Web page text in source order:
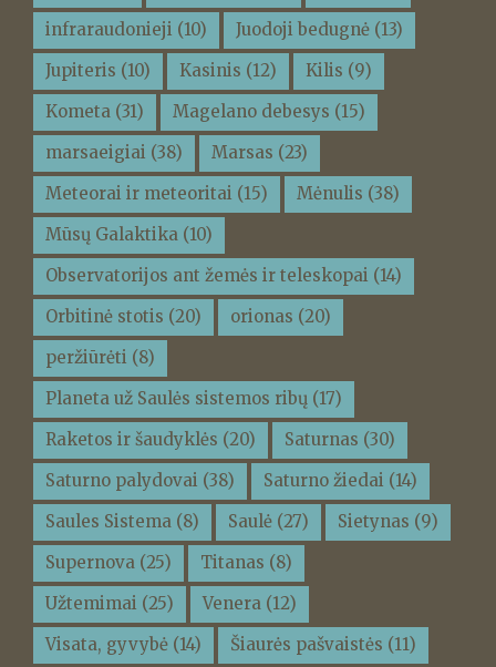
infraraudonieji (10) Juodoji bedugnė (13)
Jupiteris (10) Kasinis (12) Kilis (9)
Kometa (31) Magelano debesys (15)
marsaeigiai (38) Marsas (23)
Meteorai ir meteoritai (15) Mėnulis (38)
Mūsų Galaktika (10)
Observatorijos ant žemės ir teleskopai (14)
Orbitinė stotis (20) orionas (20)
peržiūrėti (8)
Planeta už Saulės sistemos ribų (17)
Raketos ir šaudyklės (20) Saturnas (30)
Saturno palydovai (38) Saturno žiedai (14)
Saules Sistema (8) Saulė (27) Sietynas (9)
Supernova (25) Titanas (8)
Užtemimai (25) Venera (12)
Visata, gyvybė (14) Šiaurės pašvaistės (11)